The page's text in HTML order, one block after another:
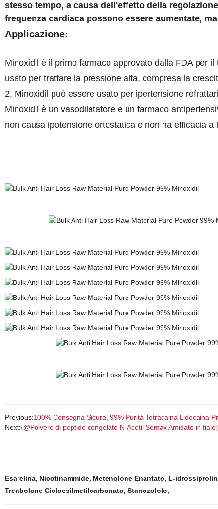
stesso tempo, a causa dell'effetto della
frequenza cardiaca possono essere aumentate,
Applicazione:
Minoxidil è il primo farmaco approvato dalla FDA per
usato per trattare la pressione alta, compresa la
2. Minoxidil può essere usato per ipertensione
Minoxidil è un vasodilatatore e un farmaco
non causa ipotensione ortostatica e non ha efficacia a
Previous:100% Consegna Sicura, 99% Purità Tetracaina Lidocaina
Next:{@Polvere di peptide congelato N-Acetil Semax Amidato in fiale}
Esarelina, Nicotinammide, Metenolone Enantato, L-
Trenbolone Cicloesilmetilcarbonato, Stanozololo,